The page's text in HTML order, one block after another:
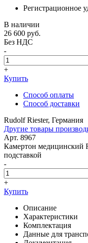
Регистрационное
В наличии
26 600 руб.
Без НДС
-
+
Купить
Способ оплаты
Способ доставки
Rudolf Riester, Германия
Другие товары
Арт. 8967
Камертон медицинский
подставкой
-
+
Купить
Описание
Характеристики
Комплектация
Данные для